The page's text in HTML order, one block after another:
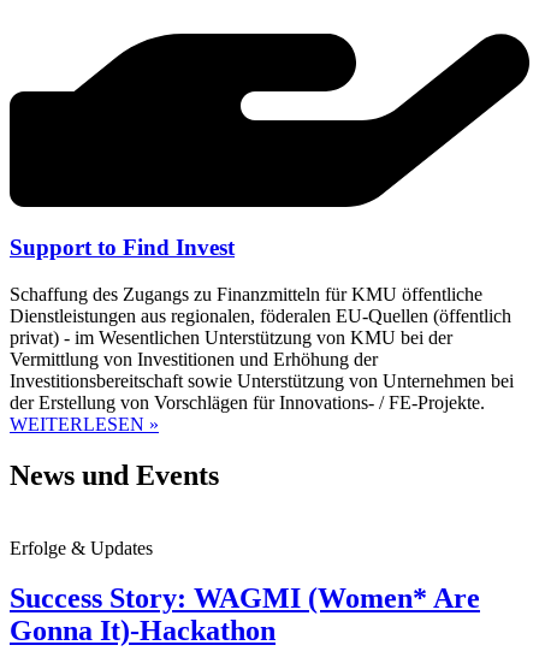
Support to Find Invest
Schaffung des Zugangs zu Finanzmitteln für KMU öffentliche
Dienstleistungen aus regionalen, föderalen EU-Quellen (öffentlich
privat) - im Wesentlichen Unterstützung von KMU bei der
Vermittlung von Investitionen und Erhöhung der
Investitionsbereitschaft sowie Unterstützung von Unternehmen bei
der Erstellung von Vorschlägen für Innovations- / FE-Projekte.
WEITERLESEN »
News und Events
Erfolge & Updates
Success Story: WAGMI (Women* Are
Gonna It)-Hackathon